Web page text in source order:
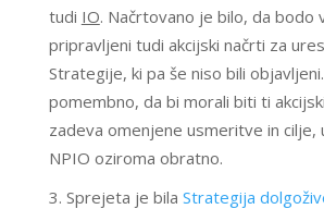
tudi IO. Načrtovano je bilo, da bodo
pripravljeni tudi akcijski načrti za
Strategije, ki pa še niso bili
pomembno, da bi morali biti ti
zadeva omenjene usmeritve in cilje,
NPIO oziroma obratno.
Sprejeta je bila Strategija